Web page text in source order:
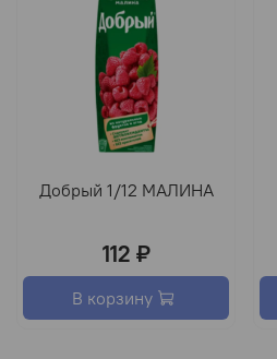
Добрый 1/12 МАЛИНА
112 ₽
В корзину